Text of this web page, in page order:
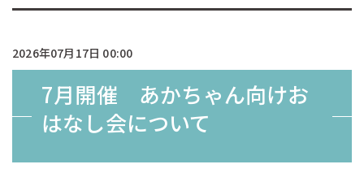
2026年07月17日 00:00
7月開催 あかちゃん向けお
はなし会について